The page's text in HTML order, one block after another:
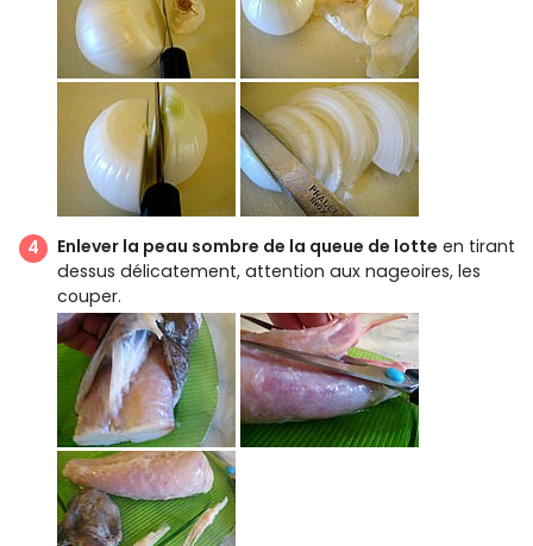
Enlever la peau sombre de la queue de lotte en tirant
dessus délicatement, attention aux nageoires, les
couper.